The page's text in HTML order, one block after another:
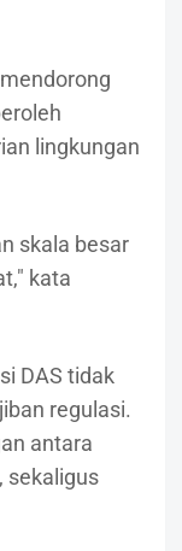
lingkungan
skala besar
kata
DAS tidak
regulasi.
antara
sekaligus